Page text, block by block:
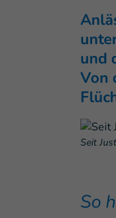
und
Von
Seit
So